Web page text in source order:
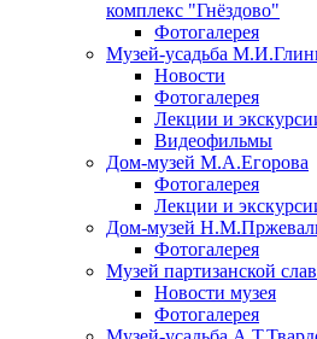
комплекс "Гнёздово"
Фотогалерея
Музей-усадьба
Новости
Фотогалерея
Лекции и
Видеофильмы
Дом-музей М.А.Егорова
Фотогалерея
Лекции и
Дом-музей
Фотогалерея
Музей партизанской
Новости музея
Фотогалерея